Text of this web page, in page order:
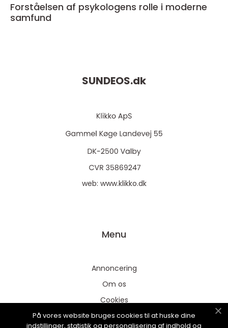
Forståelsen af psykologens rolle i moderne
samfund
SUNDEOS.dk
web: www.klikko.dk
Menu
Annoncering
Om os
Cookies
Kontakt os
På vores website bruges cookies til at huske dine
indstillinger, statistik og personalisering af indhold og